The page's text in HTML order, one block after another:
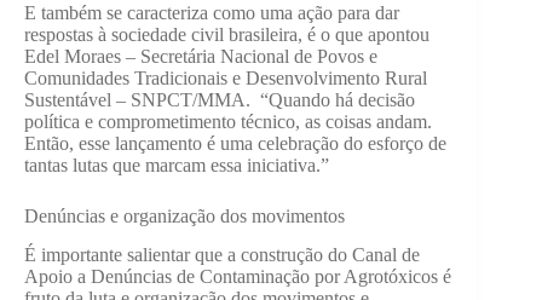
E também se caracteriza como uma ação para dar
respostas à sociedade civil brasileira, é o que apontou
Edel Moraes – Secretária Nacional de Povos e
Comunidades Tradicionais e Desenvolvimento Rural
Sustentável – SNPCT/MMA. “Quando há decisão
política e comprometimento técnico, as coisas andam.
Então, esse lançamento é uma celebração do esforço de
tantas lutas que marcam essa iniciativa.”
Denúncias e organização dos movimentos
É importante salientar que a construção do Canal de
Apoio a Denúncias de Contaminação por Agrotóxicos é